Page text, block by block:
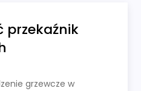
przekaźnik
grzewcze w